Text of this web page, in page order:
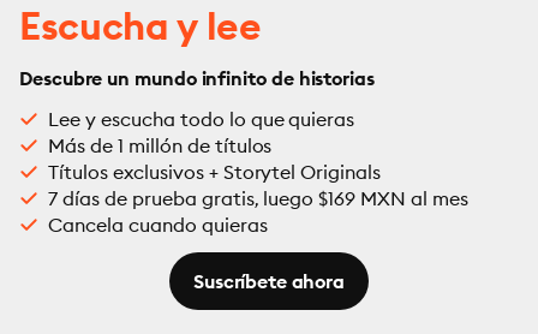
Escucha y lee
Descubre un mundo infinito de historias
Lee y escucha todo lo que quieras
Más de 1 millón de títulos
Títulos exclusivos + Storytel Originals
7 días de prueba gratis, luego $169 MXN al mes
Cancela cuando quieras
Suscríbete ahora